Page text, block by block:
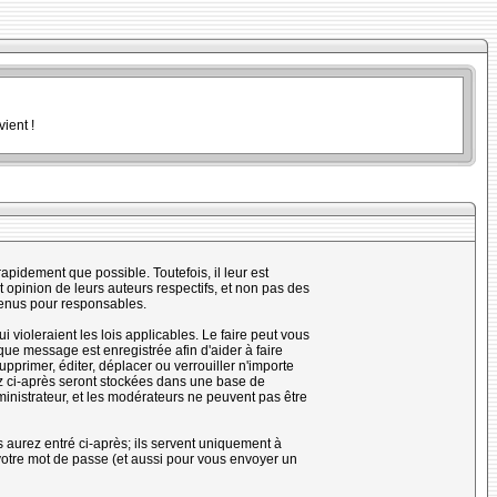
!
que possible. Toutefois, il leur est
de leurs auteurs respectifs, et non pas des
pour responsables.
violeraient les lois applicables. Le faire peut vous
message est enregistrée afin d'aider à faire
éditer, déplacer ou verrouiller n'importe
après seront stockées dans une base de
et les modérateurs ne peuvent pas être
entré ci-après; ils servent uniquement à
mot de passe (et aussi pour vous envoyer un